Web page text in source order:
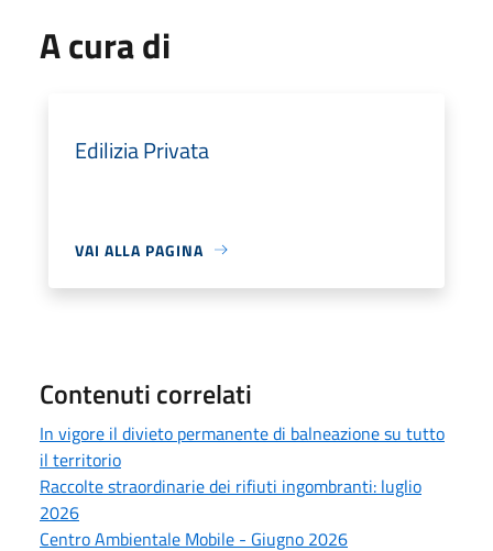
A cura di
Edilizia Privata
VAI ALLA PAGINA
Contenuti correlati
In vigore il divieto permanente di balneazione su tutto
il territorio
Raccolte straordinarie dei rifiuti ingombranti: luglio
2026
Centro Ambientale Mobile - Giugno 2026